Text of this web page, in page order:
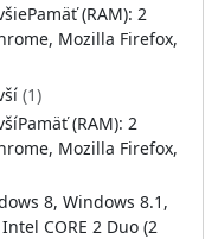
(RAM): 2
Mozilla Firefox,
(1)
(RAM): 2
Mozilla Firefox,
8, Windows 8.1,
CORE 2 Duo (2